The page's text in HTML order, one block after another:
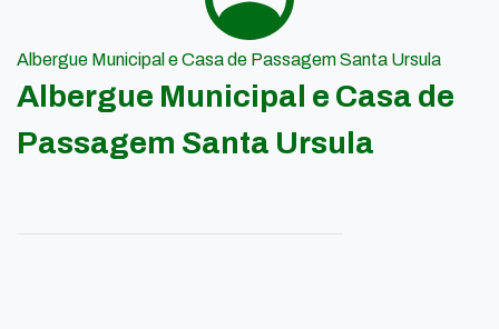
Albergue Municipal e Casa de Passagem Santa Ursula
Albergue Municipal e Casa de
Passagem Santa Ursula